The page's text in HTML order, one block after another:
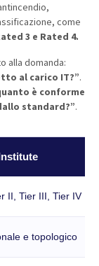
come
3 e Rated 4.
alla domanda:
al carico IT?”.
è conforme
standard?”.
II, Tier III, Tier IV
e topologico